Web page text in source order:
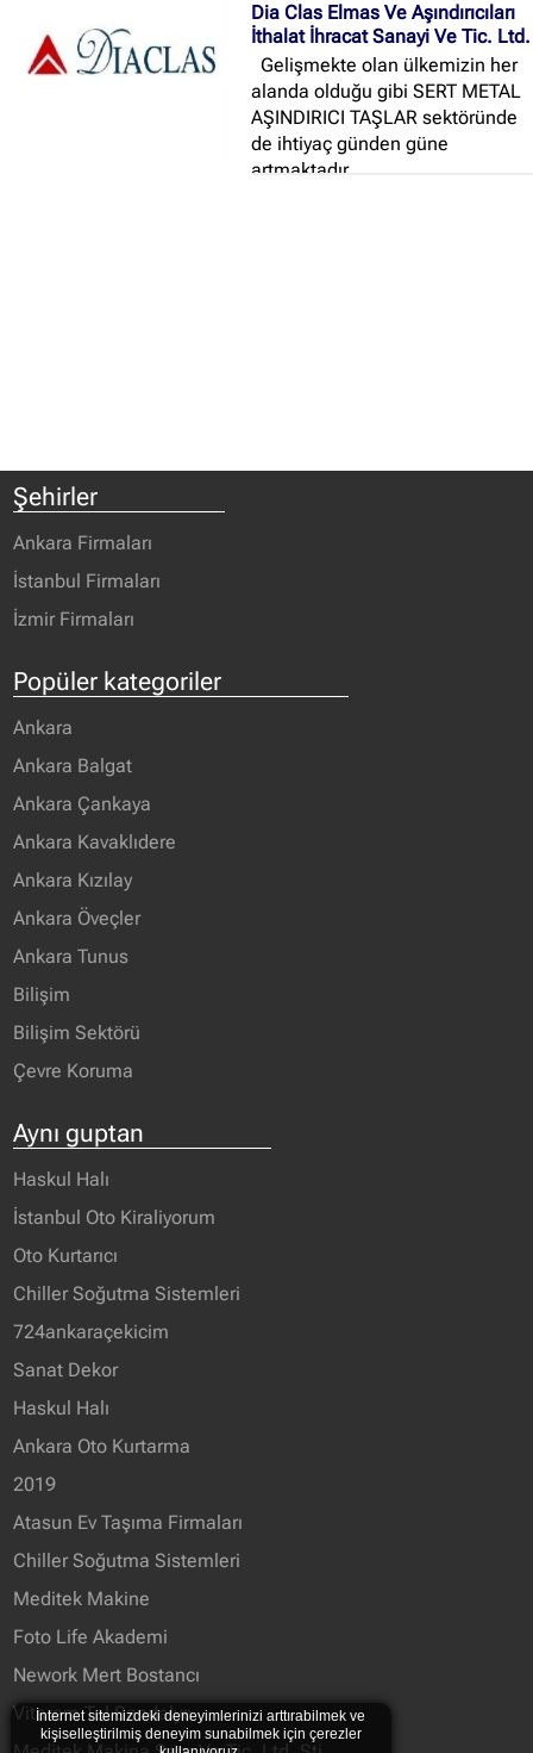
Dia Clas Elmas Ve Aşındırıcıları
İthalat İhracat Sanayi Ve Tic. Ltd.
Gelişmekte olan ülkemizin her
alanda olduğu gibi SERT METAL
AŞINDIRICI TAŞLAR sektöründe
de ihtiyaç günden güne
artmaktadır...
Şehirler
Ankara Firmaları
İstanbul Firmaları
İzmir Firmaları
Popüler kategoriler
Ankara
Ankara Balgat
Ankara Çankaya
Ankara Kavaklıdere
Ankara Kızılay
Ankara Öveçler
Ankara Tunus
Bilişim
Bilişim Sektörü
Çevre Koruma
Aynı guptan
Haskul Halı
İstanbul Oto Kiraliyorum
Oto Kurtarıcı
Chiller Soğutma Sistemleri
724ankaraçekicim
Sanat Dekor
Haskul Halı
Ankara Oto Kurtarma
2019
Atasun Ev Taşıma Firmaları
Chiller Soğutma Sistemleri
Meditek Makine
Foto Life Akademi
Nework Mert Bostancı
Vitarem Tel Sandalye
İnternet sitemizdeki deneyimlerinizi arttırabilmek ve
kişiselleştirilmiş deneyim sunabilmek için çerezler